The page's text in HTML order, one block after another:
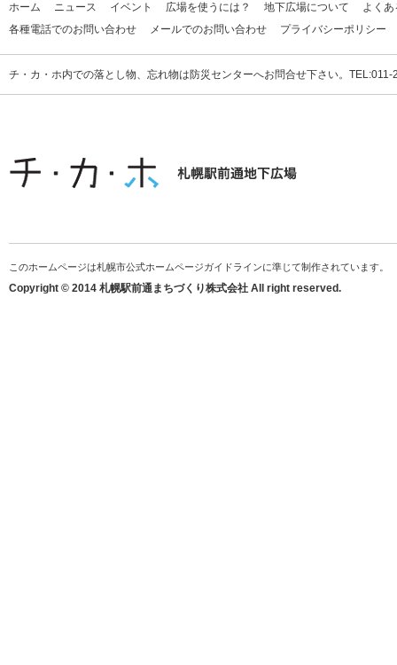
ホーム ニュース イベント 広場を使うには？ 地下広場について
よく
各種電話でのお問い合わせ
メールでのお問い合わせ プライバシーポリシー
チ・カ・ホ内での落とし物、忘れ物は防災センターへお問合せ下さい。
このホームページは札幌市公式ホームページガイドラインに準じて制作されています。
Copyright © 2014 札幌駅前通まちづくり株式会社 All right reserved.